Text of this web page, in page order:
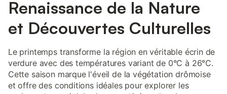
Renaissance de la Nature
et Découvertes Culturelles
Le printemps transforme la région en véritable écrin de
verdure avec des températures variant de 0°C à 26°C.
Cette saison marque l'éveil de la végétation drômoise
et offre des conditions idéales pour explorer les